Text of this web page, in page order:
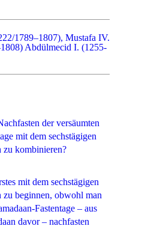
1789–1807), Mustafa IV.
Abdülmecid I. (1255-
der versäumten
mit dem sechstägigen
zu kombinieren?
mit dem sechstägigen
zu beginnen, obwohl man
Fastentage – aus
davor – nachfasten